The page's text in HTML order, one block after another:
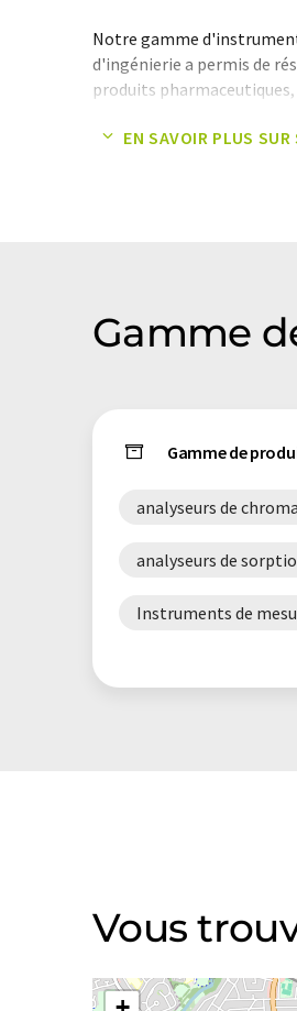
Notre gamme
d'ingénierie a permis de
produits
laboratoires et
EN SAVOIR PLUS
Gamme
Gamme de
analyseurs de
analyseurs de
Instruments de
Vous